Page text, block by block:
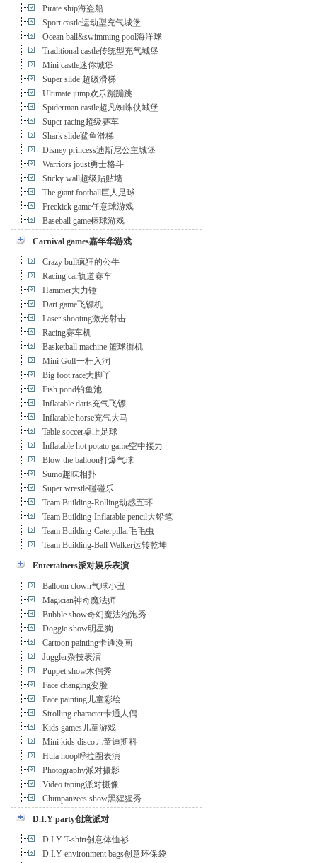
Pirate ship海盗船
Sport castle运动型充气城堡
Ocean ball&swimming pool海洋球
Traditional castle传统型充气城堡
Mini castle迷你城堡
Super slide 超级滑梯
Ultimate jump欢乐蹦蹦跳
Spiderman castle超凡蜘蛛侠城堡
Super racing超级赛车
Shark slide鲨鱼滑梯
Disney princess迪斯尼公主城堡
Warriors joust勇士格斗
Sticky wall超级贴贴墙
The giant football巨人足球
Freekick game任意球游戏
Baseball game棒球游戏
Carnival games嘉年华游戏
Crazy bull疯狂的公牛
Racing car轨道赛车
Hammer大力锤
Dart game飞镖机
Laser shooting激光射击
Racing赛车机
Basketball machine 篮球街机
Mini Golf一杆入洞
Big foot race大脚丫
Fish pond钓鱼池
Inflatable darts充气飞镖
Inflatable horse充气大马
Table soccer桌上足球
Inflatable hot potato game空中接力
Blow the balloon打爆气球
Sumo趣味相扑
Super wrestle碰碰乐
Team Building-Rolling动感五环
Team Building-Inflatable pencil大铅笔
Team Building-Caterpillar毛毛虫
Team Building-Ball Walker运转乾坤
Entertainers派对娱乐表演
Balloon clown气球小丑
Magician神奇魔法师
Bubble show奇幻魔法泡泡秀
Doggie show明星狗
Cartoon painting卡通漫画
Juggler杂技表演
Puppet show木偶秀
Face changing变脸
Face painting儿童彩绘
Strolling character卡通人偶
Kids games儿童游戏
Mini kids disco儿童迪斯科
Hula hoop呼拉圈表演
Photography派对摄影
Video taping派对摄像
Chimpanzees show黑猩猩秀
D.I.Y party创意派对
D.I.Y T-shirt创意体恤衫
D.I.Y environment bags创意环保袋